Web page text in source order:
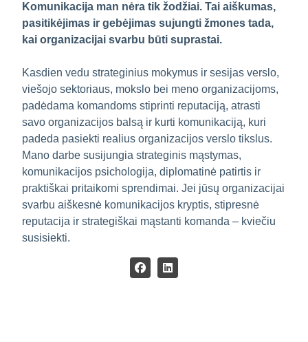
Komunikacija man nėra tik žodžiai. Tai aiškumas,
pasitikėjimas ir gebėjimas sujungti žmones tada,
kai organizacijai svarbu būti suprastai.
Kasdien vedu strateginius mokymus ir sesijas verslo,
viešojo sektoriaus, mokslo bei meno organizacijoms,
padėdama komandoms stiprinti reputaciją, atrasti
savo organizacijos balsą ir kurti komunikaciją, kuri
padeda pasiekti realius organizacijos verslo tikslus.
Mano darbe susijungia strateginis mąstymas,
komunikacijos psichologija, diplomatinė patirtis ir
praktiškai pritaikomi sprendimai. Jei jūsų organizacijai
svarbu aiškesnė komunikacijos kryptis, stipresnė
reputacija ir strategiškai mąstanti komanda – kviečiu
susisiekti.